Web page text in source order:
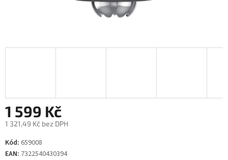
1 599 Kč
1 321,49 Kč bez DPH
Měrná
cena:
Kód: 659008
EAN: 7322540430394